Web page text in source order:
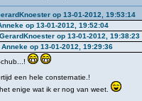
op 13-01-2012, 19:53:14
op 13-01-2012, 19:52:04
op 13-01-2012, 19:38:23
op 13-01-2012, 19:29:36
een hele consternatie.!
enige wat ik er nog van weet.